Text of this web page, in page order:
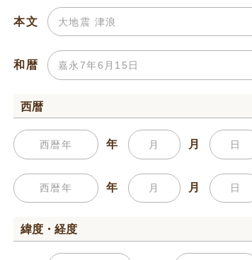
本文
和暦
西暦
年 月
年 月
緯度・経度